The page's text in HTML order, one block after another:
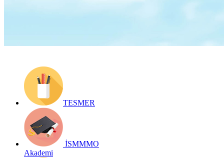
TESMER
İSMMMO
Akademi